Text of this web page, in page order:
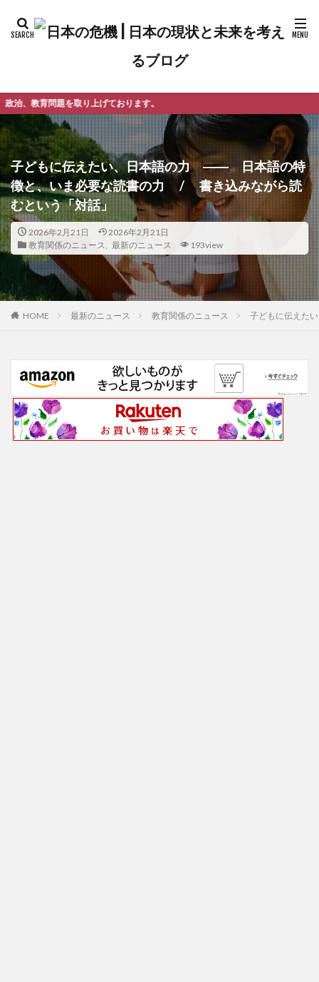
ております。
子どもに伝えたい、日本語の力 ―― 日本語の特
徴と、いま必要な読書の力 / 書き込みながら読
むという「対話」
2026年2月21日
2026年2月21日
教育関係のニュース
最新のニュース 193view
HOME 最新のニュース 教育関係のニュース 子どもに伝えた